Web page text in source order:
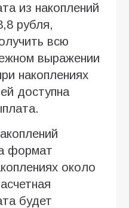
из накоплений
рубля,
всю
выражении
накоплениях
доступна
формат
около
будет